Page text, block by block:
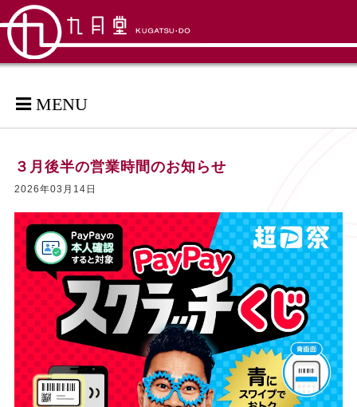
MENU
３月後半の営業時間のお知らせ
2026年03月14日